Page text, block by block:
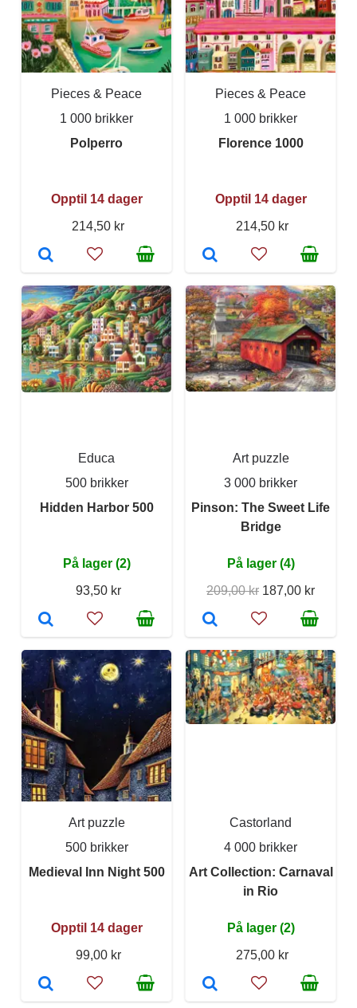
Pieces & Peace
1 000 brikker
Polperro
Opptil 14 dager
214,50 kr
Pieces & Peace
1 000 brikker
Florence 1000
Opptil 14 dager
214,50 kr
Educa
500 brikker
Hidden Harbor 500
På lager (2)
93,50 kr
Art puzzle
3 000 brikker
Pinson: The Sweet Life
Bridge
På lager (4)
209,00 kr 187,00 kr
Art puzzle
500 brikker
Medieval Inn Night 500
Opptil 14 dager
99,00 kr
Castorland
4 000 brikker
Art Collection: Carnaval
in Rio
På lager (2)
275,00 kr